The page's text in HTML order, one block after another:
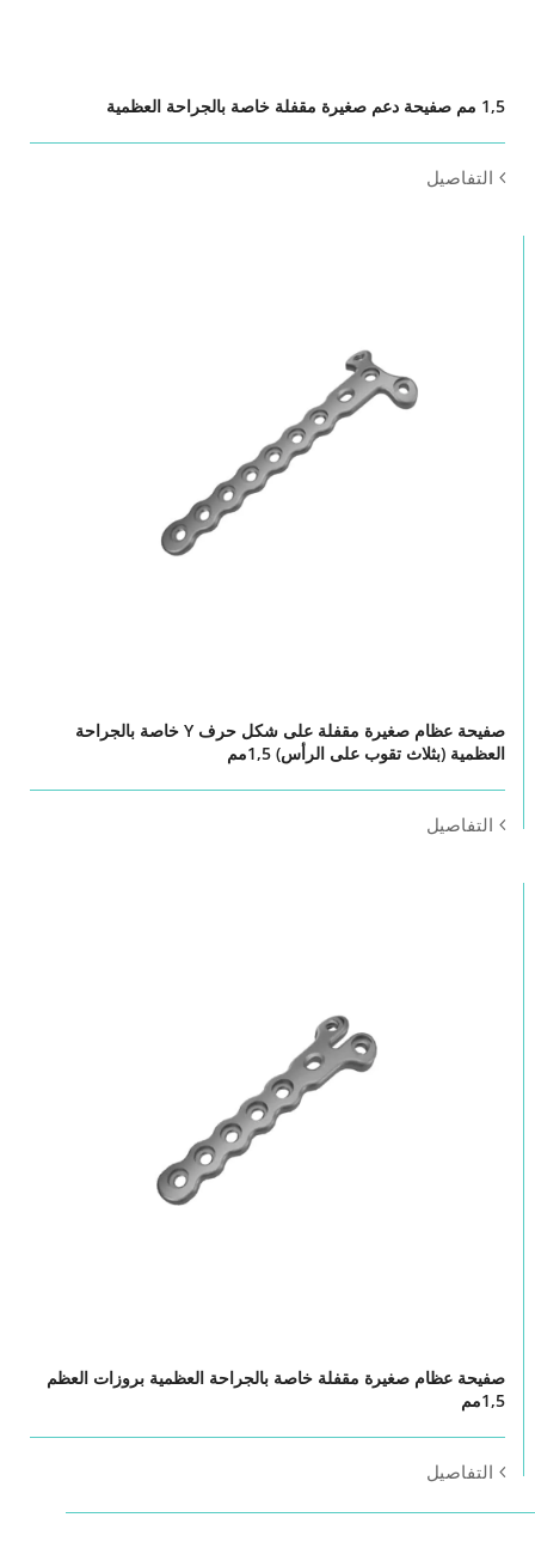
1,5 مم صفيحة دعم صغيرة مقفلة خاصة بالجراحة العظمية
التفاصيل
صفيحة عظام صغيرة مقفلة على شكل حرف Y خاصة بالجراحة
العظمية (بثلاث تقوب على الرأس) 1,5مم
التفاصيل
صفيحة عظام صغيرة مقفلة خاصة بالجراحة العظمية بروزات العظم
1,5مم
التفاصيل